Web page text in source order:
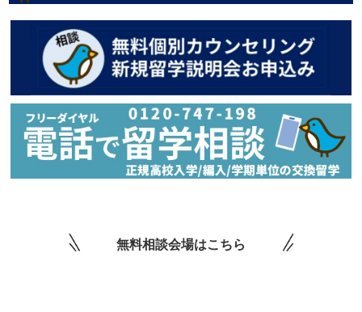
無料相談会場はこちら